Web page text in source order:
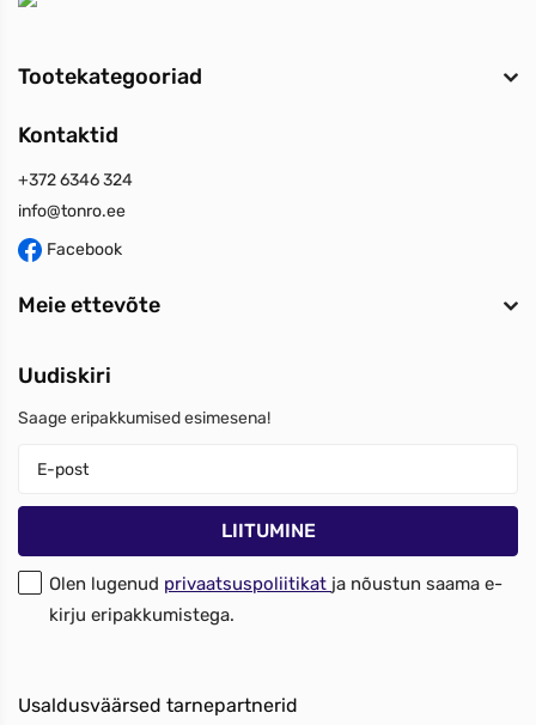
Tootekategooriad
Kontaktid
+372 6346 324
info@tonro.ee
Facebook
Meie ettevõte
Uudiskiri
Saage eripakkumised esimesena!
Olen lugenud privaatsuspoliitikat ja nõustun saama e-
kirju eripakkumistega.
Usaldusväärsed tarnepartnerid